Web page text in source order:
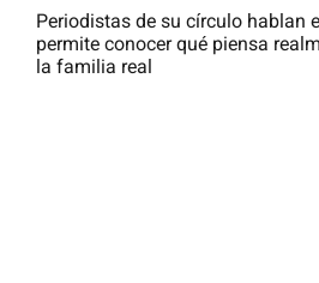
Periodistas de su círculo hablan
permite conocer qué piensa
la familia real